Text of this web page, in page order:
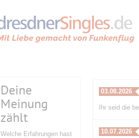
Deine
Meinung
zählt
Welche Erfahrungen hast
03.08.2026
Ihr seid die
10.07.2026